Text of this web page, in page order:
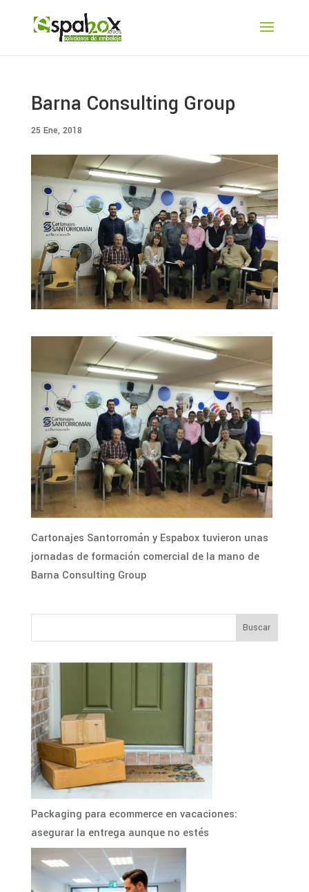
Barna Consulting Group
25 Ene, 2018
Cartonajes Santorromán y Espabox tuvieron unas
jornadas de formación comercial de la mano de
Barna Consulting Group
Packaging para ecommerce en vacaciones:
asegurar la entrega aunque no estés